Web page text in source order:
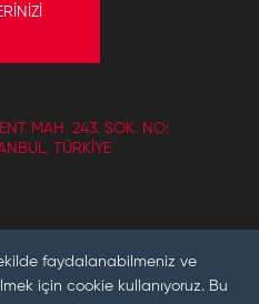
faydalanabilmeniz ve
için cookie kullanıyoruz. Bu
MAH. 243. SOK. NO:
TÜRKIYE
ÇALIŞMA SAATLERIMIZ: